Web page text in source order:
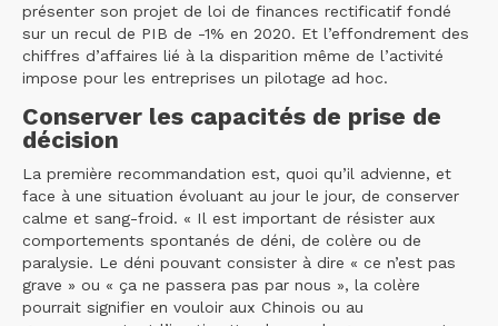
présenter son projet de loi de finances rectificatif fondé
sur un recul de PIB de -1% en 2020. Et l’effondrement des
chiffres d’affaires lié à la disparition même de l’activité
impose pour les entreprises un pilotage ad hoc.
Conserver les capacités de prise de
décision
La première recommandation est, quoi qu’il advienne, et
face à une situation évoluant au jour le jour, de conserver
calme et sang-froid. « Il est important de résister aux
comportements spontanés de déni, de colère ou de
paralysie. Le déni pouvant consister à dire « ce n’est pas
grave » ou « ça ne passera pas par nous », la colère
pourrait signifier en vouloir aux Chinois ou au